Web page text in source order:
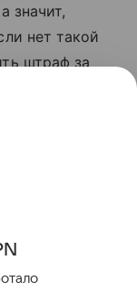
значит,
нет такой
штраф за
N